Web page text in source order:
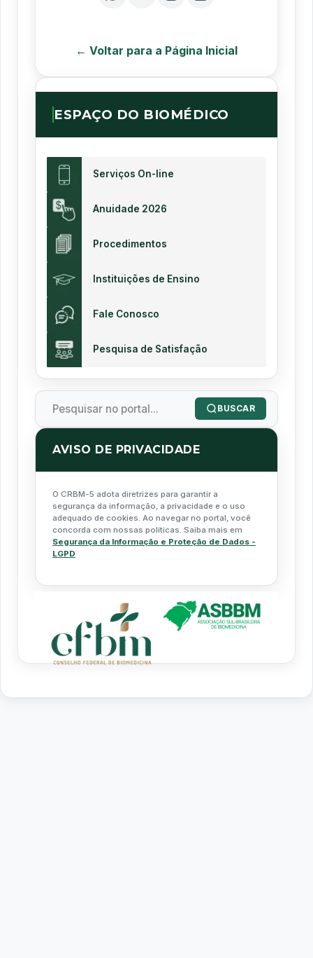
← Voltar para a Página Inicial
ESPAÇO DO BIOMÉDICO
Serviços On-line
Anuidade 2026
Procedimentos
Instituições de Ensino
Fale Conosco
Pesquisa de Satisfação
BUSCAR
AVISO DE PRIVACIDADE
O CRBM-5 adota diretrizes para garantir a
segurança da informação, a privacidade e o uso
adequado de cookies. Ao navegar no portal, você
concorda com nossas políticas. Saiba mais em
Segurança da Informação e Proteção de Dados -
LGPD